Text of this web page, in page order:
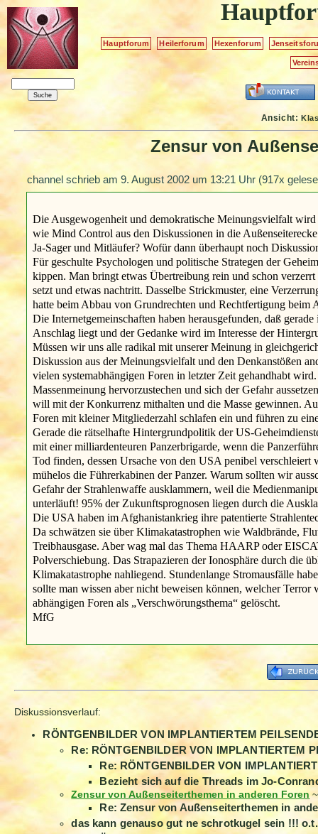
Hauptforum Heilerforum Hexenforum
Ansicht:
Zensur von
channel schrieb am9. August 2002 um 13:21 Uhr (917x
Die Ausgewogenheit und demokratische Meinungsvielfalt
wie Mind Control aus den Diskussionen in die
Ja-Sager und Mitläufer? Wofür dann überhaupt noch
Für geschulte Psychologen und politische Strategen der
kippen. Man bringt etwas Übertreibung rein und schon
setzt und etwas nachtritt. Dasselbe Strickmuster, eine
hatte beim Abbau von Grundrechten und Rechtfertigung beim
Die Internetgemeinschaften haben herausgefunden, daß
Anschlag liegt und der Gedanke wird im Interesse der
Müssen wir uns alle radikal mit unserer Meinung in
Diskussion aus der Meinungsvielfalt und den Denkanstößen
vielen systemabhängigen Foren in letzter Zeit gehandhabt
Massenmeinung hervorzustechen und sich der Gefahr
will mit der Konkurrenz mithalten und die Masse gewinnen.
Foren mit kleiner Mitgliederzahl schlafen ein und führen zu
Gerade die rätselhafte Hintergrundpolitik der US-
mit einer milliardenteuren Panzerbrigarde, wenn die
Tod finden, dessen Ursache von den USA penibel
mühelos die Führerkabinen der Panzer. Warum sollten wir
Gefahr der Strahlenwaffe ausklammern, weil die
unterläuft! 95% der Zukunftsprognosen liegen durch die
Die USA haben im Afghanistankrieg ihre patentierte
Da schwätzen sie über Klimakatastrophen wie Waldbrände,
Treibhausgase. Aber wag mal das Thema HAARP oder
Polverschiebung. Das Strapazieren der Ionosphäre durch die
Klimakatastrophe nahliegend. Stundenlange Stromausfälle
sollte man wissen aber nicht beweisen können, welcher
abhängigen Foren als „Verschwörungsthema“ gelöscht.
MfG
Diskussionsverlauf:
RÖNTGENBILDER VON IMPLANTIERTEM
Re: RÖNTGENBILDER VON IMPLANTIERTEM
Re: RÖNTGENBILDER VON
Bezieht sich auf die Threads im Jo-
Zensur von Außenseiterthemen in anderen Foren
Re: Zensur von Außenseiterthemen in
das kann genauso gut ne schrotkugel sein !!! o.t.